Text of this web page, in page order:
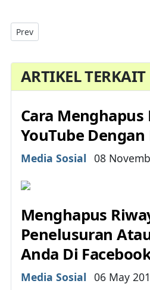
Previous article: Cara
Prev
ARTIKEL TERKAIT
Cara
YouTube
Details
Media Sosial 08
Menghapus
Penelusuran
Anda Di
Details
Media Sosial 06 May